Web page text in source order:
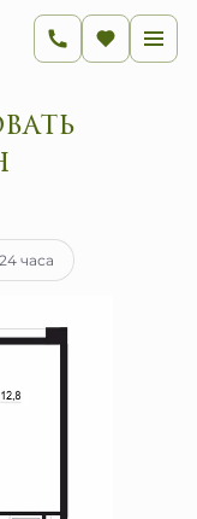
часа